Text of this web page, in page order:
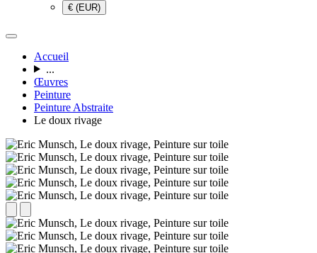
€ (EUR)
Accueil
...
Œuvres
Peinture
Peinture Abstraite
Le doux rivage